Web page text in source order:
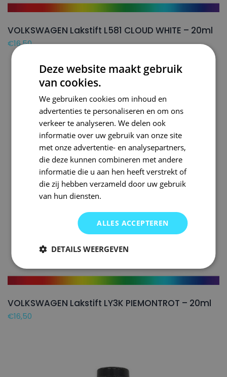
VOLKSWAGEN Lakstift L581 CLOUD WHITE – 20ml
€16,50
VOLKSWAGEN Lakstift LY3K PIEMONTROT – 20ml
€16,50
Deze website maakt gebruik
van cookies.
We gebruiken cookies om inhoud en
advertenties te personaliseren en om ons
verkeer te analyseren. We delen ook
informatie over uw gebruik van onze site
met onze advertentie- en analysepartners,
die deze kunnen combineren met andere
informatie die u aan hen heeft verstrekt of
die zij hebben verzameld door uw gebruik
van hun diensten.
ALLES ACCEPTEREN
DETAILS WEERGEVEN